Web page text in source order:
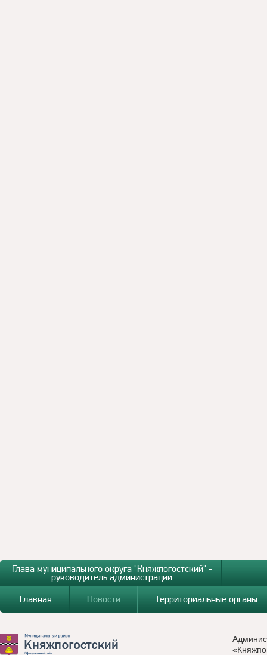
Глава муниципального округа "Княжпогостский" -
руководитель администрации
Главная
Новости Территориальные органы